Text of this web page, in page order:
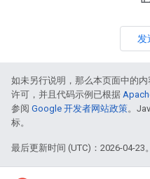
发
如未另行说明，那么本页面中的
许可，并且代码示例已根据
参阅 Google 开发者网站政策。
标。
最后更新时间 (UTC)：2026-04-23。